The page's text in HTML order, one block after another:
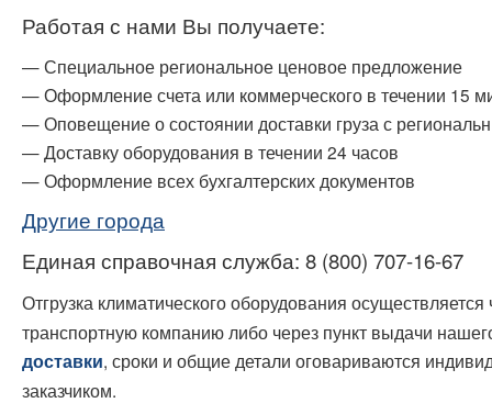
Работая с нами Вы получаете:
— Специальное региональное ценовое предложение
— Оформление счета или коммерческого в течении 15
— Оповещение о состоянии доставки груза с
— Доставку оборудования в течении 24 часов
— Оформление всех бухгалтерских документов
Другие города
Единая справочная служба: 8 (800) 707-16-67
Отгрузка климатического оборудования осуществляется
транспортную компанию либо через пункт выдачи
доставки, сроки и общие детали оговариваются
заказчиком.